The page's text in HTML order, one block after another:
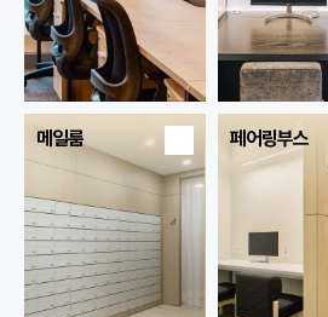
메일룸 페어링부스